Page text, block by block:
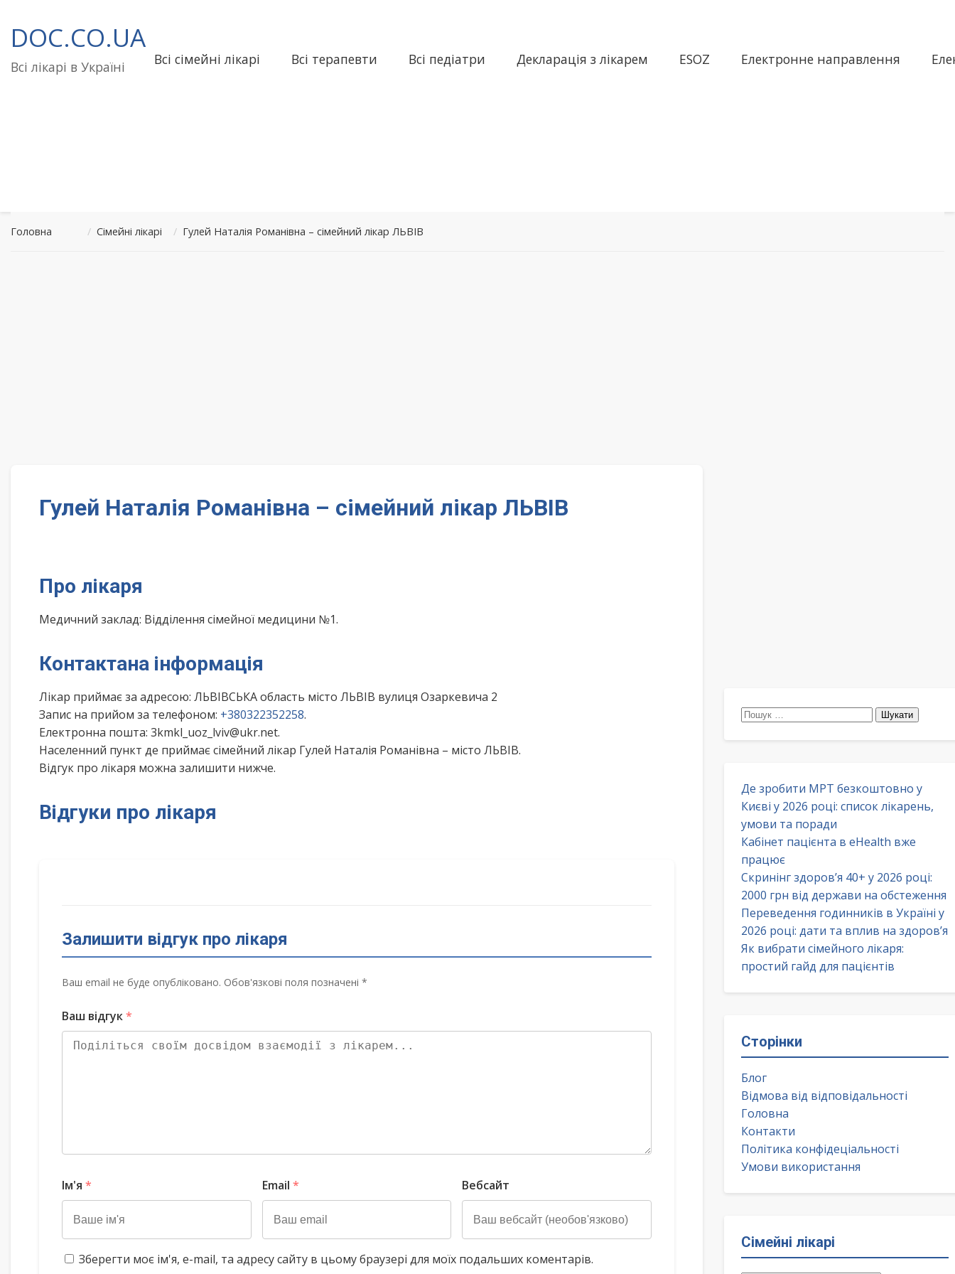
до
вмісту
DOC.CO.UA
Всі лікарі в Україні Всі сімейні лікарі Всі терапевти Всі педіатри Декларація з лікарем ESOZ Електронне направлення
Головна / Сімейні лікарі / Гулей Наталія Романівна – сімейний лікар ЛЬВІВ
Гулей Наталія Романівна – сімейний лікар ЛЬВІВ
Про лікаря
Медичний заклад: Відділення сімейної медицини №1.
Контактана інформація
Лікар приймає за адресою: ЛЬВІВСЬКА область місто ЛЬВІВ вулиця Озаркевича 2
Запис на прийом за телефоном: +380322352258.
Електронна пошта: 3kmkl_uoz_lviv@ukr.net.
Населенний пункт де приймає сімейний лікар Гулей Наталія Романівна – місто ЛЬВІВ.
Відгук про лікаря можна залишити нижче.
Відгуки про лікаря
Залишити відгук про лікаря
Ваш email не буде опубліковано. Обов'язкові поля позначені *
Ваш відгук*
Ім'я * Email * Вебсайт
Зберегти моє ім'я, e-mail, та адресу сайту в цьому браузері для моїх подальших коментарів.
Пошук:
Де зробити МРТ безкоштовно у
Києві у 2026 році: список лікарень,
умови та поради
Кабінет пацієнта в eHealth вже
працює
Скринінг здоров’я 40+ у 2026 році:
2000 грн від держави на обстеження
Переведення годинників в Україні у
2026 році: дати та вплив на здоров’я
Як вибрати сімейного лікаря:
простий гайд для пацієнтів
Сторінки
Блог
Відмова від відповідальності
Головна
Контакти
Політика конфідеціальності
Умови використання
Сімейні лікарі